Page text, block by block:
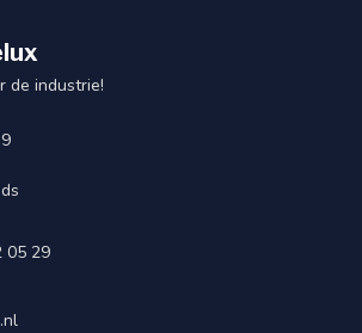
de industrie!
05 29